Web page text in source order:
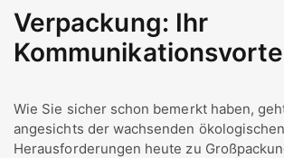
Verpackung: Ihr
Wie Sie sicher schon bemerkt haben,
angesichts der wachsenden ökologischen
Herausforderungen heute zu